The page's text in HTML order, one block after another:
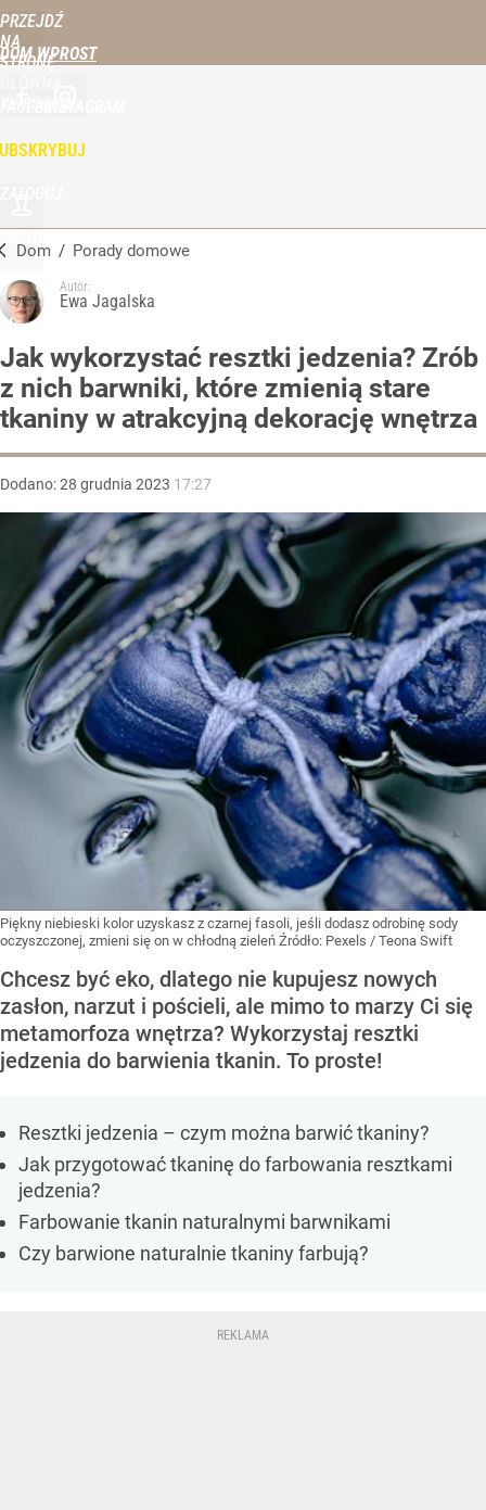
PRZEJDŹ
NA
STRONĘ
DOM WPROST
Dom / Porady domowe
Autor:
Ewa Jagalska
Jak wykorzystać resztki jedzenia? Zrób
z nich barwniki, które zmienią stare
tkaniny w atrakcyjną dekorację wnętrza
Dodano:28 grudnia 2023 17:27
Piękny niebieski kolor uzyskasz z czarnej fasoli, jeśli dodasz odrobinę sody
oczyszczonej, zmieni się on w chłodną zieleń Źródło: Pexels / Teona Swift
Chcesz być eko, dlatego nie kupujesz nowych
zasłon, narzut i pościeli, ale mimo to marzy Ci się
metamorfoza wnętrza? Wykorzystaj resztki
jedzenia do barwienia tkanin. To proste!
Resztki jedzenia – czym można barwić tkaniny?
Jak przygotować tkaninę do farbowania resztkami
jedzenia?
Farbowanie tkanin naturalnymi barwnikami
Czy barwione naturalnie tkaniny farbują?